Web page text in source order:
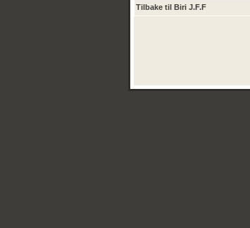
Tilbake til Biri J.F.F